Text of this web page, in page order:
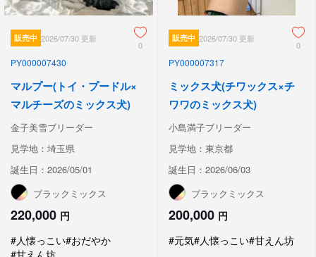
販売中 2026/07/30 更新
0
PY000007430
マルプー(トイ・プードル×
マルチーズのミックス犬)
金子美雪ブリーダー
見学地：埼玉県
誕生日：2026/05/01
ブラックミックス
220,000 円
#人懐っこい#おだやか
#甘えん坊
販売中 2026/07/30 更新
0
PY000007317
ミックス犬(チワックス×チ
ワワのミックス犬)
小島満子ブリーダー
見学地：東京都
誕生日：2026/06/03
ブラックミックス
200,000 円
#元気#人懐っこい#甘えん坊